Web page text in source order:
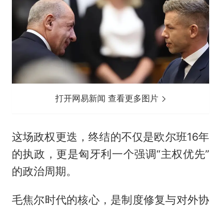
打开网易新闻 查看更多图片
这场政权更迭，终结的不仅是欧尔班16年
的执政，更是匈牙利一个强调“主权优先”
的政治周期。
毛焦尔时代的核心，是制度修复与对外协